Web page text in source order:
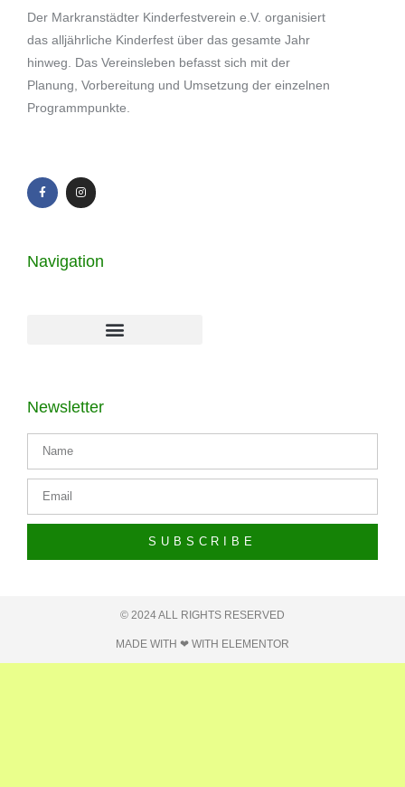
Der Markranstädter Kinderfestverein e.V. organisiert
das alljährliche Kinderfest über das gesamte Jahr
hinweg. Das Vereinsleben befasst sich mit der
Planung, Vorbereitung und Umsetzung der einzelnen
Programmpunkte.
Navigation
Newsletter
SUBSCRIBE
© 2024 ALL RIGHTS RESERVED​
MADE WITH ❤ WITH ELEMENTOR​